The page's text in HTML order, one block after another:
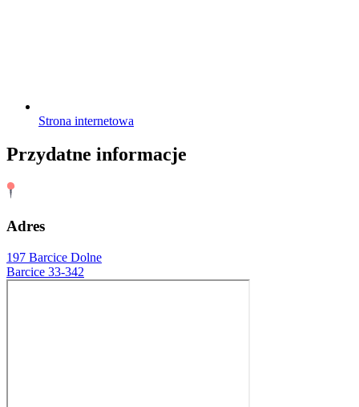
Strona internetowa
Przydatne informacje
Adres
197 Barcice Dolne
Barcice 33-342